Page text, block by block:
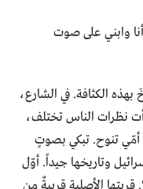
وابني على صوت
الكثافة. في الشارع،
نظرات الناس تختلف،
أمّي تنوح. تبكي بصوتٍ
وتاريخها جيداً. أوّل
قريتها الأصلية قريبةٌ من